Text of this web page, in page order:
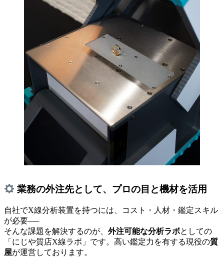
業務の外注先として、プロの目と機材を活用
自社でX線分析装置を持つには、コスト・人材・鑑定スキル
が必要──
そんな課題を解決するのが、 外注可能な分析ラボとしての
「にじや質店X線ラボ」です。高い鑑定力を有する現役の質
屋が運営しております。